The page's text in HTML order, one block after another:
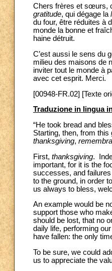
Chers frères et sœurs,
gratitude, qui dégage la
du four, être réduites à
monde la bonne et
haine détruit.
C’est aussi le sens du
milieu des maisons de
inviter tout le monde à
avec cet esprit. Merci.
[00948-FR.02] [Texte
Traduzione in lingua
“He took bread and
Starting, then, from
thanksgiving,
First, thanksgiving.
important, for it is the
successes, and
to the ground, in order
us always to bless,
An example would be
support those who
should be lost, that no
daily life, performing
have fallen: the only
To be sure, we could
us to appreciate the